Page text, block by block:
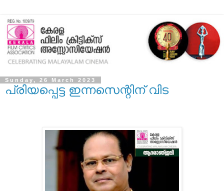
Sunday, 26 March 2023
പ്രിയപ്പെട്ട ഇന്നസെന്റിന് വിട